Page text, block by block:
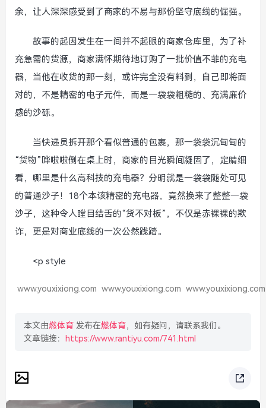
余，让人深深感受到了商家的不易与那份坚守底线的倔强。
故事的起因发生在一间并不起眼的商家仓库里，为了补
充急需的货源，商家满怀期待地订购了一批价值不菲的充电
器，当他在收货的那一刻，或许完全没有料到，自己即将面
对的，不是精密的电子元件，而是一袋袋粗糙的、充满廉价
感的沙砾。
当快递员拆开那个看似普通的包裹，那一袋袋沉甸甸的
“货物”哗啦啦倒在桌上时，商家的目光瞬间凝固了，定睛细
看，哪里是什么高科技的充电器？分明就是一袋袋随处可见
的普通沙子！18个本该精密的充电器，竟然换来了整整一袋
沙子，这种令人瞠目结舌的“货不对板”，不仅是赤裸裸的欺
诈，更是对商业底线的一次公然践踏。
<p style
www.youxixiong.com www.youxixiong.com www.youxixiong.com
本文由燃体育 发布在燃体育，如有疑问，请联系我们。
文章链接：
https://www.rantiyu.com/741.html